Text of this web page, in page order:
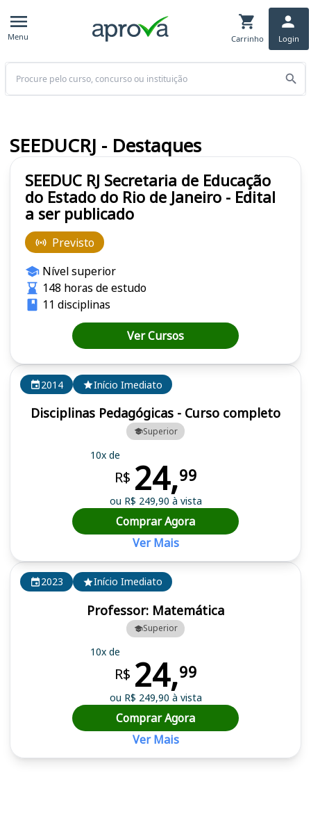
Menu Carrinho Login
Buscar
2023 Início Imediato
Professor: Matemática
Superior
10x de
R$ 24,99
ou R$ 249,90 à vista
Comprar Agora
Ver Mais
2014 Início Imediato
Disciplinas Pedagógicas - Curso completo
Superior
10x de
R$ 24,99
ou R$ 249,90 à vista
Comprar Agora
Ver Mais
SEEDUC RJ Secretaria de Educação
do Estado do Rio de Janeiro - Edital
a ser publicado
Previsto
Nível superior
148 horas de estudo
11 disciplinas
Ver Cursos
SEEDUCRJ - Destaques